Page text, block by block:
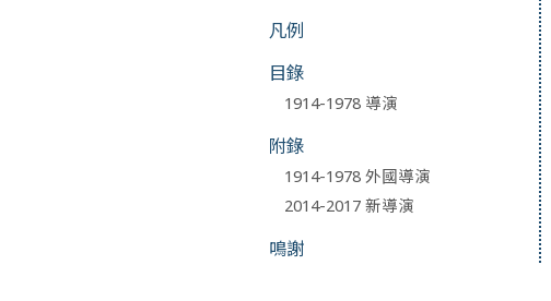
凡例
目錄
1914-1978 導演
附錄
1914-1978 外國導演
2014-2017 新導演
鳴謝